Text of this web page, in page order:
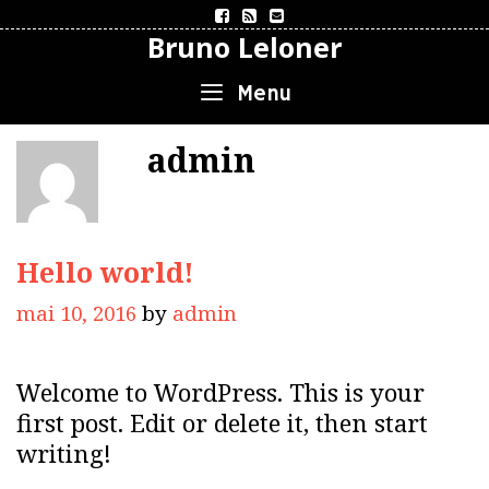
Bruno Leloner
Menu
admin
Hello world!
mai 10, 2016 by admin
Welcome to WordPress. This is your
first post. Edit or delete it, then start
writing!